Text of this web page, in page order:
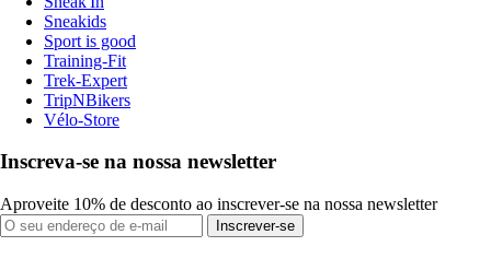
Sneakids
Sport is good
Training-Fit
Trek-Expert
TripNBikers
Vélo-Store
Inscreva-se na nossa newsletter
Aproveite 10% de desconto ao inscrever-se na nossa newsletter
Inscrever-se